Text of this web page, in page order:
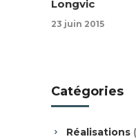
Longvic
23 juin 2015
Catégories
Réalisations